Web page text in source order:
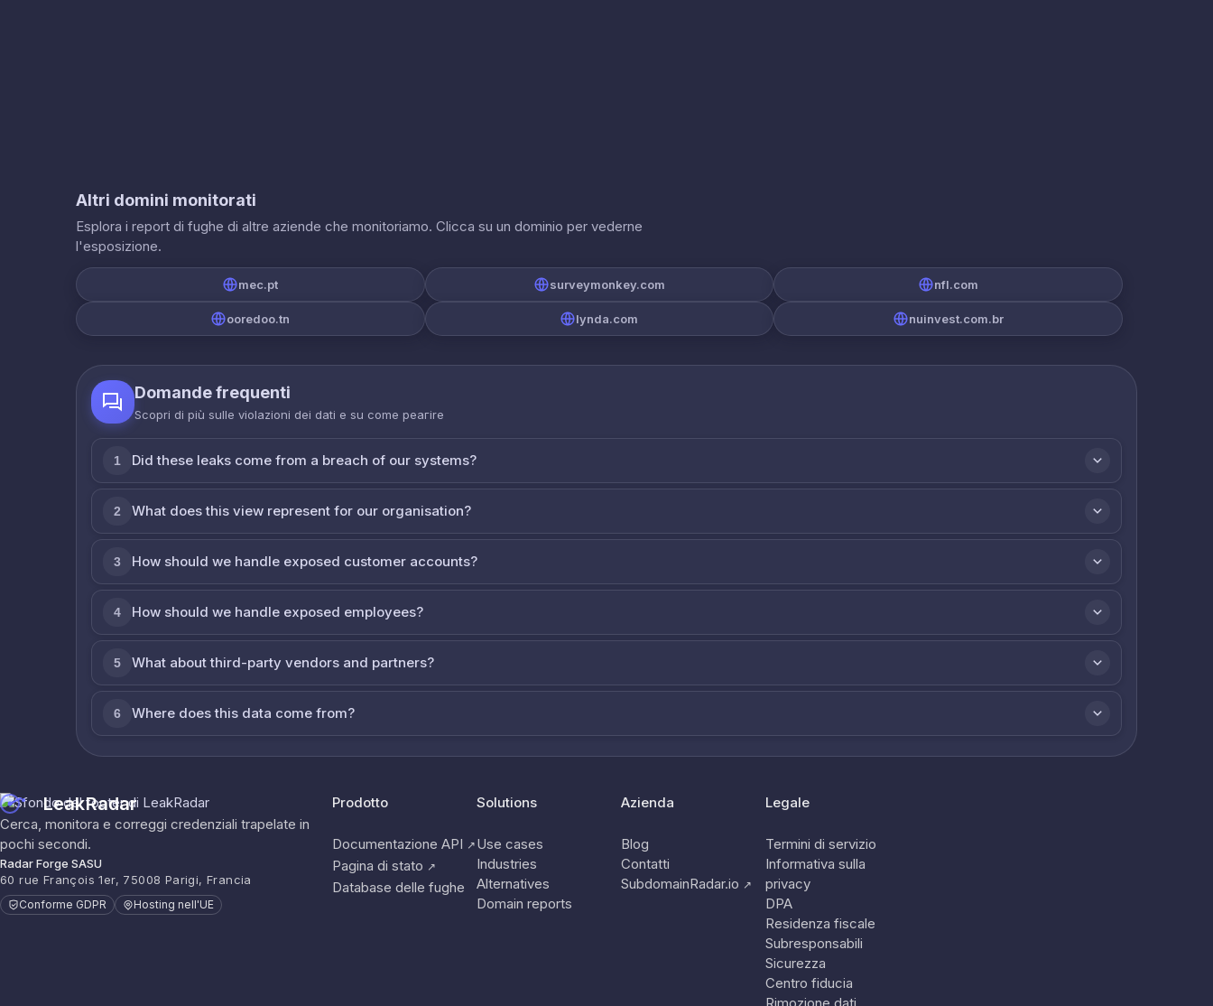
Altri domini monitorati
Esplora i report di fughe di altre aziende che monitoriamo. Clicca su un dominio per vederne
l'esposizione.
mec.pt surveymonkey.com nfl.com
ooredoo.tn lynda.com nuinvest.com.br
Domande frequenti
Scopri di più sulle violazioni dei dati e su come реагire
1 Did these leaks come from a breach of our systems?
2 What does this view represent for our organisation?
3 How should we handle exposed customer accounts?
4 How should we handle exposed employees?
5 What about third-party vendors and partners?
6 Where does this data come from?
LeakRadar
Cerca, monitora e correggi credenziali trapelate in
pochi secondi.
Radar Forge SASU
60 rue François 1er, 75008 Parigi, Francia
Conforme GDPR Hosting nell'UE
Prodotto
Documentazione API ↗
Pagina di stato ↗
Database delle fughe
Solutions
Use cases
Industries
Alternatives
Domain reports
Azienda
Blog
Contatti
SubdomainRadar.io ↗
Legale
Termini di servizio
Informativa sulla
privacy
DPA
Residenza fiscale
Subresponsabili
Sicurezza
Centro fiducia
Rimozione dati